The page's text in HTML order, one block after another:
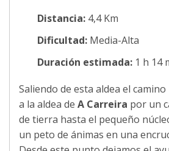
Distancia: 4,4 Km
Dificultad: Media-Alta
Duración estimada: 1 h 14
Saliendo de esta aldea el
a la aldea de A Carreira por un
de tierra hasta el pequeño
un peto de ánimas en una